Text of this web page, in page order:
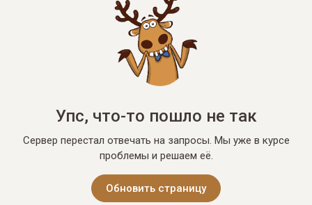
Упс, что-то пошло не так
Сервер перестал отвечать на запросы. Мы уже в курсе
проблемы и решаем её.
Обновить страницу